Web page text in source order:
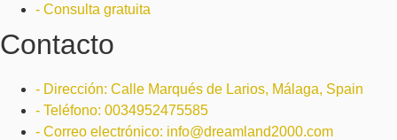
- Consulta gratuita
Contacto
- Dirección: Calle Marqués de Larios, Málaga, Spain
- Teléfono: 0034952475585
- Correo electrónico: info@dreamland2000.com